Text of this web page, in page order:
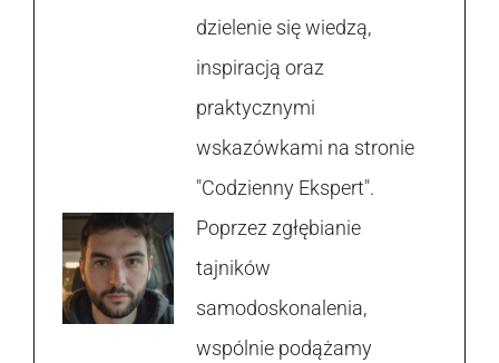
dzielenie się wiedzą,
inspiracją oraz
praktycznymi
wskazówkami na stronie
"Codzienny Ekspert".
Poprzez zgłębianie
tajników
samodoskonalenia,
wspólnie podążamy